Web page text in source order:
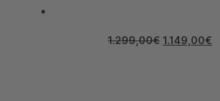
1.299,00€ 1.149,00€